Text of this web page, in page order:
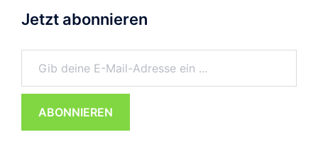
Jetzt abonnieren
Gib deine E-Mail-Adresse ein ...
ABONNIEREN